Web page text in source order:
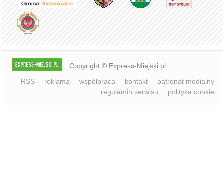
Copyright © Express-Miejski.pl
RSS
reklama współpraca kontakt
patronat medialny
regulamin serwisu
polityka cookie